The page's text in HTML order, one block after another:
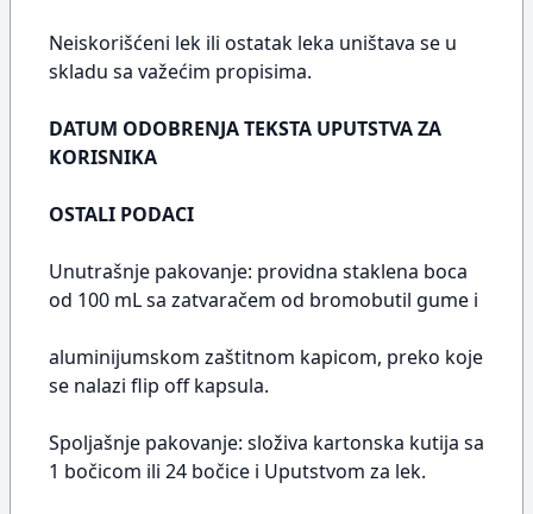
Neiskorišćeni lek ili ostatak leka uništava se u
skladu sa važećim propisima.
DATUM ODOBRENJA TEKSTA UPUTSTVA ZA
KORISNIKA
OSTALI PODACI
Unutrašnje pakovanje: providna staklena boca
od 100 mL sa zatvaračem od bromobutil gume i
aluminijumskom zaštitnom kapicom, preko koje
se nalazi flip off kapsula.
Spoljašnje pakovanje: složiva kartonska kutija sa
1 bočicom ili 24 bočice i Uputstvom za lek.